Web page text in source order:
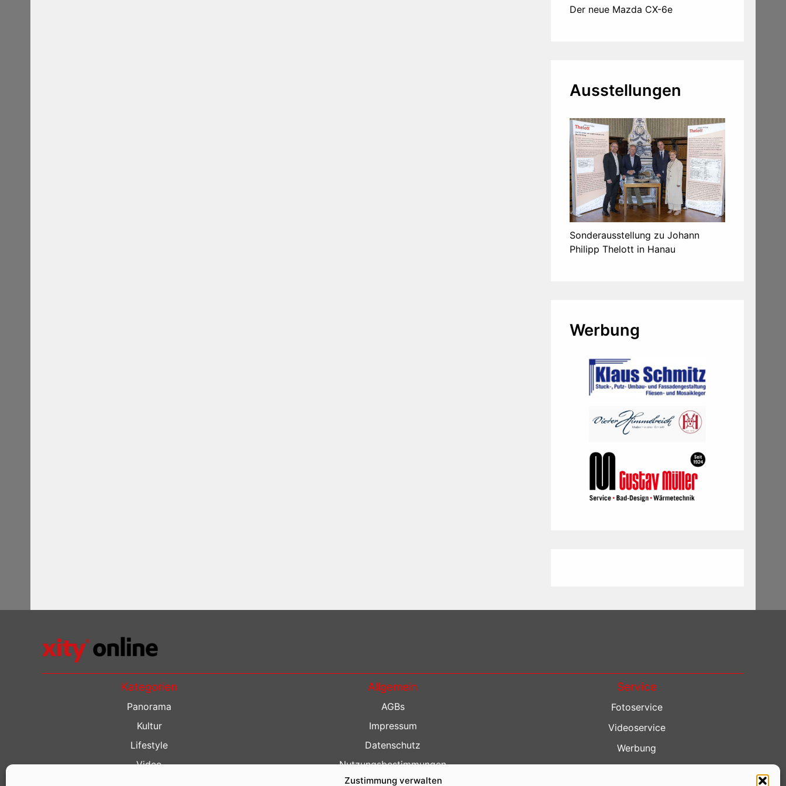
Zustimmung verwalten
Der neue Mazda CX-6e
Ausstellungen
Sonderausstellung zu Johann
Philipp Thelott in Hanau
Werbung
Kategorien
Panorama
Kultur
Lifestyle
Video
Allgemein
AGBs
Impressum
Datenschutz
Nutzungsbestimmungen
Kontakt
Service
Fotoservice
Videoservice
Werbung